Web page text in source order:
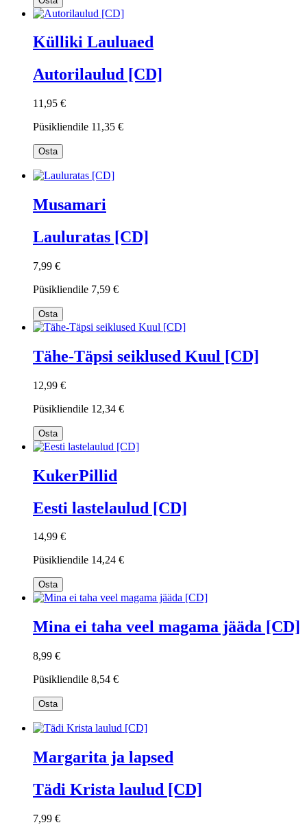
Külliki Lauluaed
Autorilaulud [CD]
11,95 €
Püsikliendile 11,35 €
Osta
Musamari
Lauluratas [CD]
7,99 €
Püsikliendile 7,59 €
Osta
Tähe-Täpsi seiklused Kuul [CD]
12,99 €
Püsikliendile 12,34 €
Osta
KukerPillid
Eesti lastelaulud [CD]
14,99 €
Püsikliendile 14,24 €
Osta
Mina ei taha veel magama jääda [CD]
8,99 €
Püsikliendile 8,54 €
Osta
Margarita ja lapsed
Tädi Krista laulud [CD]
7,99 €